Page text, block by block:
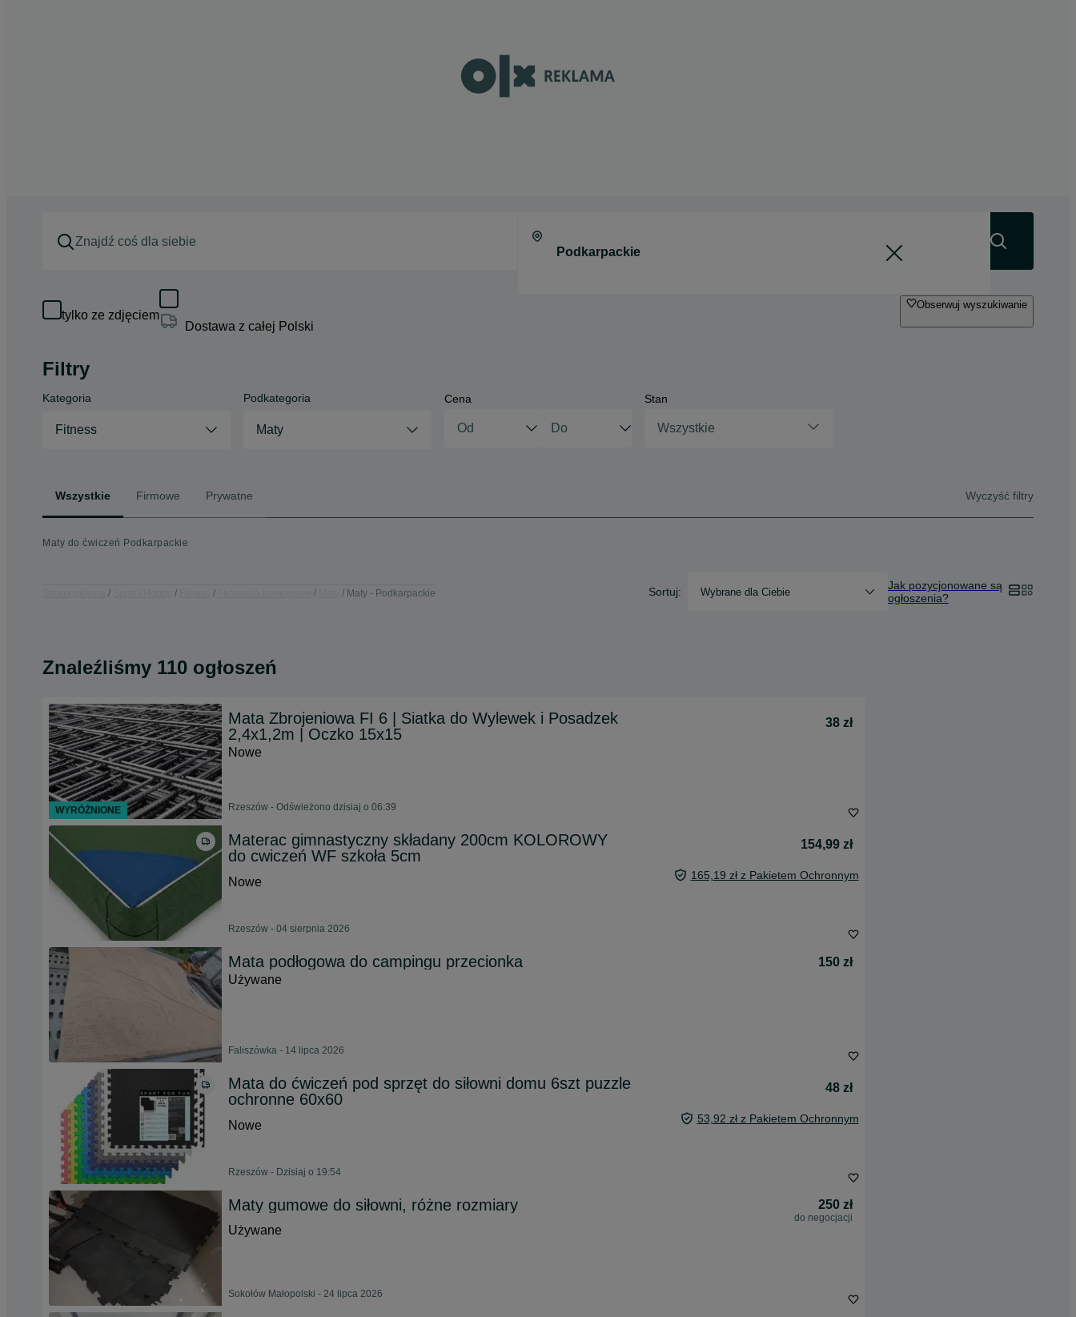
tylko ze zdjęciem
Dostawa z całej Polski
Obserwuj wyszukiwanie
Filtry
Kategoria
Fitness
Podkategoria
Maty
Cena Stan
Wszystkie
Wszystkie Firmowe Prywatne Wyczyść filtry
Maty do ćwiczeń Podkarpackie
Maty - Podkarpackie Sortuj: Wybrane dla Ciebie
Jak pozycjonowane są
ogłoszenia?
Znaleźliśmy 110 ogłoszeń
Mata Zbrojeniowa FI 6 | Siatka do Wylewek i Posadzek
2,4x1,2m | Oczko 15x15
38 zł
Nowe
Rzeszów - Odświeżono dzisiaj o 06:39
Materac gimnastyczny składany 200cm KOLOROWY
do cwiczeń WF szkoła 5cm
154,99 zł
Nowe 165,19 zł z Pakietem Ochronnym
Rzeszów - 04 sierpnia 2026
Mata podłogowa do campingu przecionka
150 zł
Używane
Faliszówka - 14 lipca 2026
Mata do ćwiczeń pod sprzęt do siłowni domu 6szt puzzle
ochronne 60x60
48 zł
Nowe 53,92 zł z Pakietem Ochronnym
Rzeszów - Dzisiaj o 19:54
Maty gumowe do siłowni, różne rozmiary 250 zł
do negocjacji
Używane
Sokołów Małopolski - 24 lipca 2026
WYRÓŻNIONE